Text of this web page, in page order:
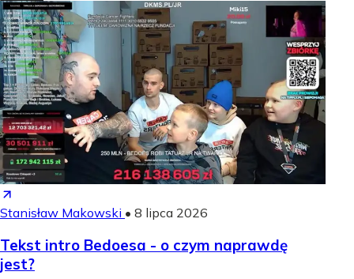
Stanisław Makowski • 8 lipca 2026
Tekst intro Bedoesa - o czym naprawdę
jest?